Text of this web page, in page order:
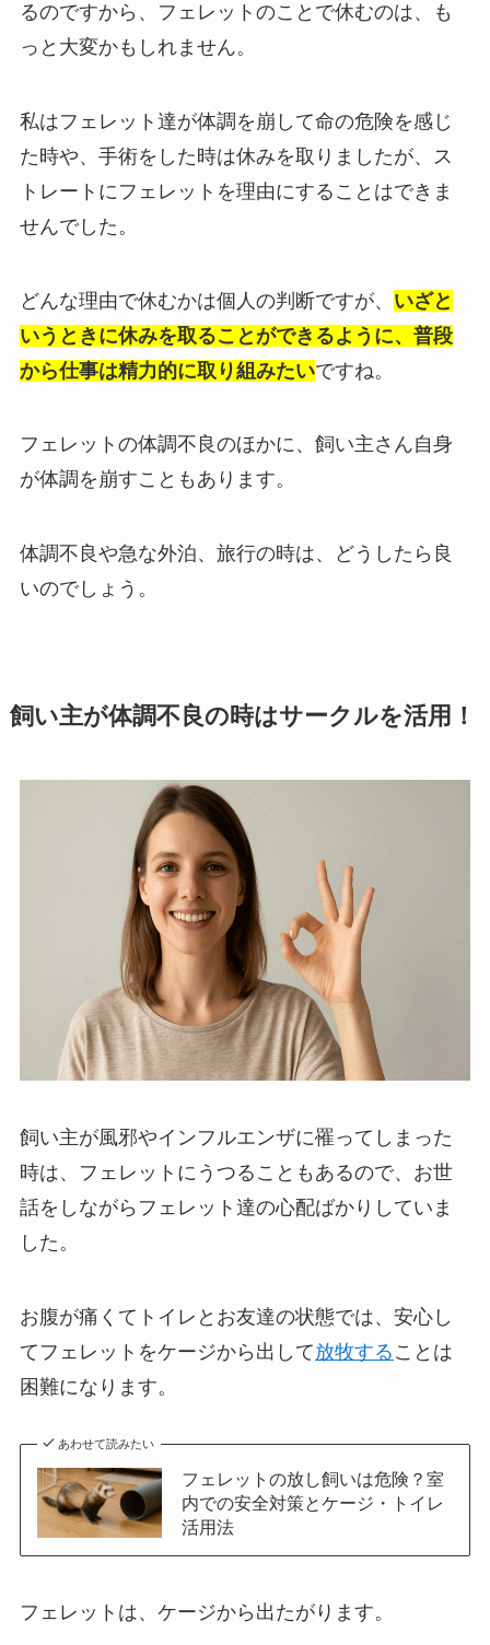
るのですから、フェレットのことで休むのは、も
っと大変かもしれません。
私はフェレット達が体調を崩して命の危険を感じ
た時や、手術をした時は休みを取りましたが、
ス
トレートにフェレットを理由にすることはできま
せんでした。
どんな理由で休むかは個人の判断ですが、 いざと
いうときに休みを取ることができるように、普段
から仕事は精力的に取り組みたいですね。
フェレットの体調不良のほかに、飼い主さん自身
が体調を崩すこともあります。
体調不良や急な外泊、旅行の時は、どうしたら良
いのでしょう。
飼い主が体調不良の時はサークルを活用！
飼い主が風邪やインフルエンザに罹ってしまった
時は、フェレットにうつることもあるので、お世
話をしながらフェレット達の心配ばかりしていま
した。
お腹が痛くてトイレとお友達の状態では、安心し
てフェレットをケージから出して放牧する ことは
困難になります。
あわせて読みたい
フェレットの放し飼いは危険？室
内での安全対策とケージ・トイレ
活用法
フェレットは、ケージから出たがります。